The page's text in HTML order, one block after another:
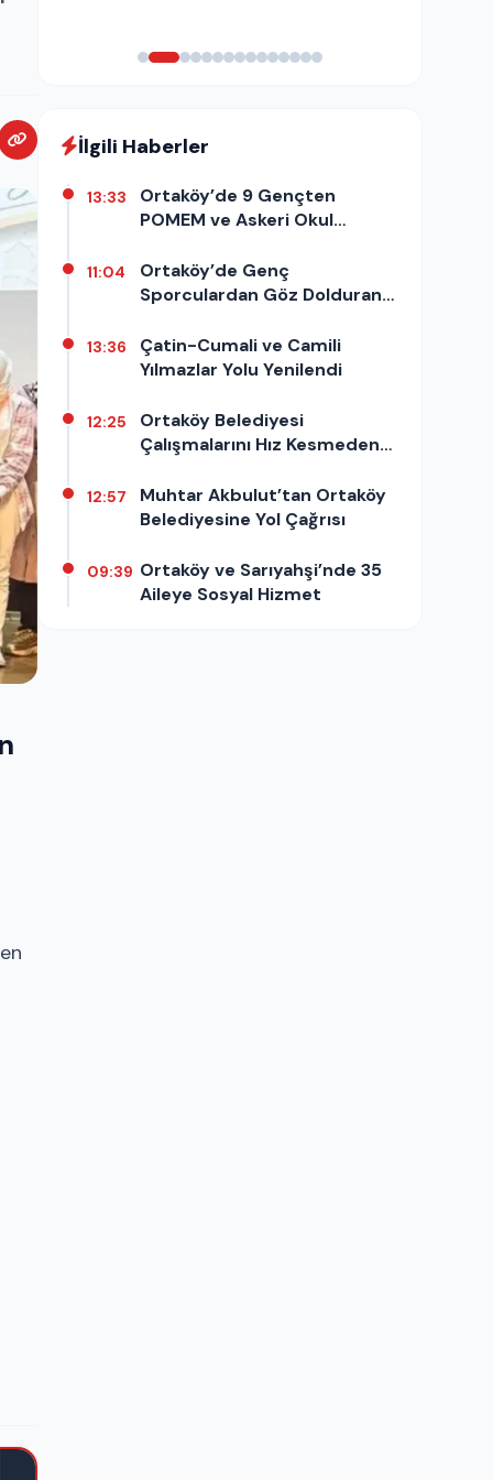
İlgili Haberler
13:33
Ortaköy’de 9 Gençten
POMEM ve Askeri Okul
11:04
Ortaköy’de Genç
Sporculardan Göz Dolduran
13:36
Çatin-Cumali ve Camili
Yılmazlar Yolu Yenilendi
12:25
Ortaköy Belediyesi
Çalışmalarını Hız Kesmeden
12:57
Muhtar Akbulut’tan Ortaköy
Belediyesine Yol Çağrısı
09:39 Ortaköy ve Sarıyahşi’nde 35
Aileye Sosyal Hizmet